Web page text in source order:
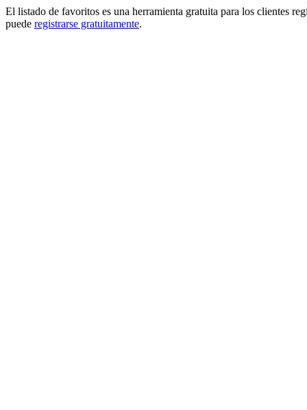
El listado de favoritos es una herramienta gratuita para los clientes
puede registrarse gratuitamente.